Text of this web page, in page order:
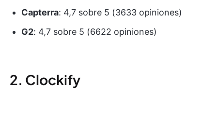
Capterra: 4,7 sobre 5 (3633 opiniones)
G2: 4,7 sobre 5 (6622 opiniones)
2. Clockify